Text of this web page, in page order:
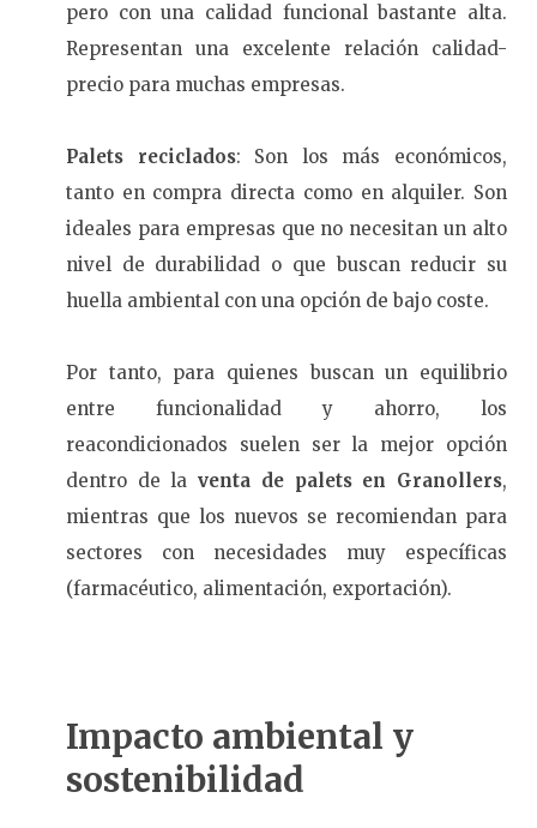
pero con una calidad funcional bastante alta.
Representan una excelente relación calidad-
precio para muchas empresas.
Palets reciclados: Son los más económicos,
tanto en compra directa como en alquiler. Son
ideales para empresas que no necesitan un alto
nivel de durabilidad o que buscan reducir su
huella ambiental con una opción de bajo coste.
Por tanto, para quienes buscan un equilibrio
entre funcionalidad y ahorro, los
reacondicionados suelen ser la mejor opción
dentro de laventa de palets en Granollers,
mientras que los nuevos se recomiendan para
sectores con necesidades muy específicas
(farmacéutico, alimentación, exportación).
Impacto ambiental y
sostenibilidad